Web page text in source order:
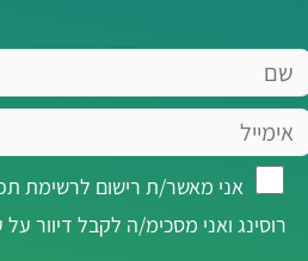
מאשר/ת
אני מאשר/ת רישום לרשימת
רוסינג ואני מסכימ/ה לקבל דיוור על